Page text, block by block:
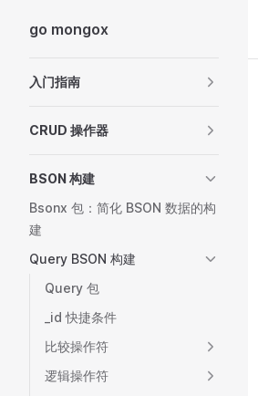
Skip to content
go mongox
入门指南
CRUD 操作器
BSON 构建
Bsonx 包：简化 BSON 数据的构
建
Query BSON 构建
Query 包
_id 快捷条件
比较操作符
逻辑操作符